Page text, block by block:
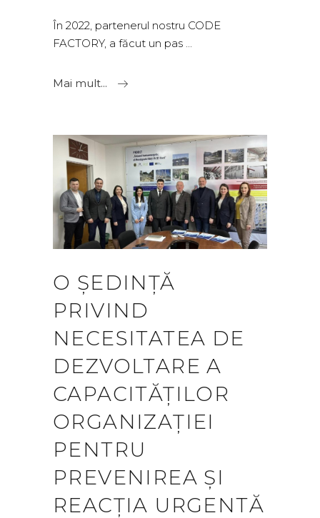
În 2022, partenerul nostru CODE
FACTORY, a făcut un pas
Mai mult...
O ȘEDINȚĂ
PRIVIND
NECESITATEA DE
DEZVOLTARE A
CAPACITĂȚILOR
ORGANIZAȚIEI
PENTRU
PREVENIREA ȘI
REACȚIA URGENTĂ